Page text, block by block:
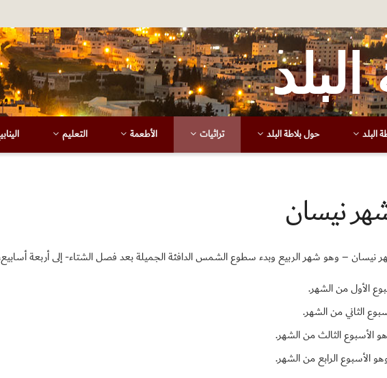
البلد حول بلاطة البلد تراثيات الأطعمة التعليم
نيسان
نيسان – وهو شهر الربيع وبدء سطوع الشمس الدافئة الجميلة بعد فصل الشتاء- إلى أربعة
الأول من الشهر.
الثاني من الشهر.
الأسبوع الثالث من الشهر.
الأسبوع الرابع من الشهر.